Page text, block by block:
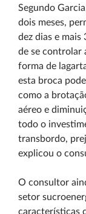
Segundo
dois meses,
dez dias e mais
de se controlar
forma de
esta broca
como a
aéreo e
todo o
transbordo,
explicou o
O consultor
setor
características